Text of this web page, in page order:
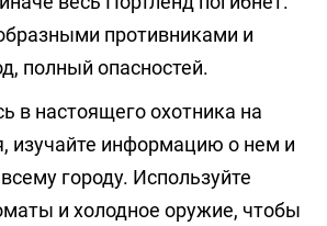
противниками и
полный опасностей.
в настоящего охотника на
изучайте информацию о нем и
городу. Используйте
и холодное оружие, чтобы